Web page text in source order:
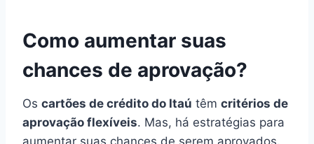
Como aumentar suas
chances de aprovação?
Os cartões de crédito do Itaú têm critérios de
aprovação flexíveis. Mas, há estratégias para
aumentar suas chances de serem aprovados.